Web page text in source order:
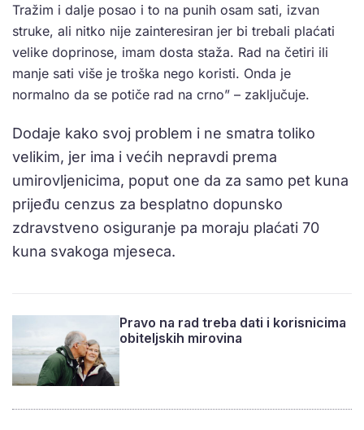
Tražim i dalje posao i to na punih osam sati, izvan
struke, ali nitko nije zainteresiran jer bi trebali plaćati
velike doprinose, imam dosta staža. Rad na četiri ili
manje sati više je troška nego koristi. Onda je
normalno da se potiče rad na crno” – zaključuje.
Dodaje kako svoj problem i ne smatra toliko
velikim, jer ima i većih nepravdi prema
umirovljenicima, poput one da za samo pet kuna
prijeđu cenzus za besplatno dopunsko
zdravstveno osiguranje pa moraju plaćati 70
kuna svakoga mjeseca.
Pravo na rad treba dati i korisnicima
obiteljskih mirovina